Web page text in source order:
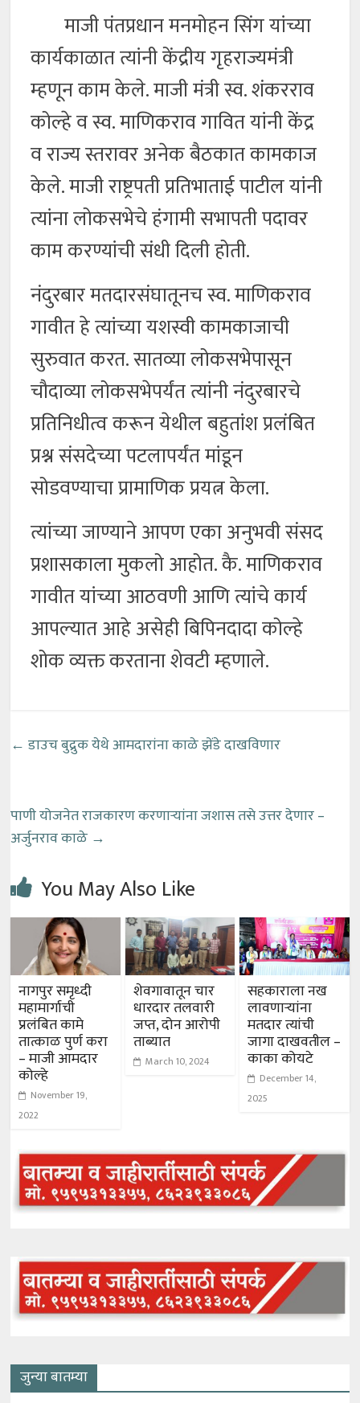
माजी पंतप्रधान मनमोहन सिंग यांच्या
कार्यकाळात त्यांनी केंद्रीय गृहराज्यमंत्री
म्हणून काम केले. माजी मंत्री स्व. शंकरराव
कोल्हे व स्व. माणिकराव गावित यांनी केंद्र
व राज्य स्तरावर अनेक बैठकात कामकाज
केले. माजी राष्ट्रपती प्रतिभाताई पाटील यांनी
त्यांना लोकसभेचे हंगामी सभापती पदावर
काम करण्यांची संधी दिली होती.
नंदुरबार मतदारसंघातूनच स्व. माणिकराव
गावीत हे त्यांच्या यशस्वी कामकाजाची
सुरुवात करत. सातव्या लोकसभेपासून
चौदाव्या लोकसभेपर्यंत त्यांनी नंदुरबारचे
प्रतिनिधीत्व करून येथील बहुतांश प्रलंबित
प्रश्न संसदेच्या पटलापर्यंत मांडून
सोडवण्याचा प्रामाणिक प्रयत्न केला.
त्यांच्या जाण्याने आपण एका अनुभवी संसद
प्रशासकाला मुकलो आहोत. कै. माणिकराव
गावीत यांच्या आठवणी आणि त्यांचे कार्य
आपल्यात आहे असेही बिपिनदादा कोल्हे
शोक व्यक्त करताना शेवटी म्हणाले.
← डाउच बुद्रुक येथे आमदारांना काळे झेंडे दाखविणार
पाणी योजनेत राजकारण करणाऱ्यांना जशास तसे उत्तर देणार –
अर्जुनराव काळे →
You May Also Like
नागपुर समृध्दी
महामार्गाची
प्रलंबित कामे
तात्काळ पुर्ण करा
– माजी आमदार
कोल्हे
November 19,
2022
शेवगावातून चार
धारदार तलवारी
जप्त, दोन आरोपी
ताब्यात
March 10, 2024
सहकाराला नख
लावणाऱ्यांना
मतदार त्यांची
जागा दाखवतील –
काका कोयटे
December 14,
2025
जुन्या बातम्या